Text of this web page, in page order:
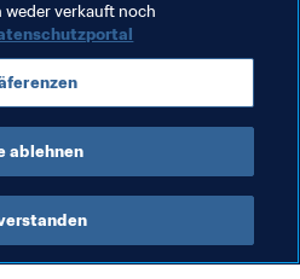
weder verkauft noch
ablehnen